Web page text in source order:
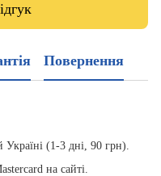
Повернення
Україні (1-3 дні, 90 грн).
на сайті.